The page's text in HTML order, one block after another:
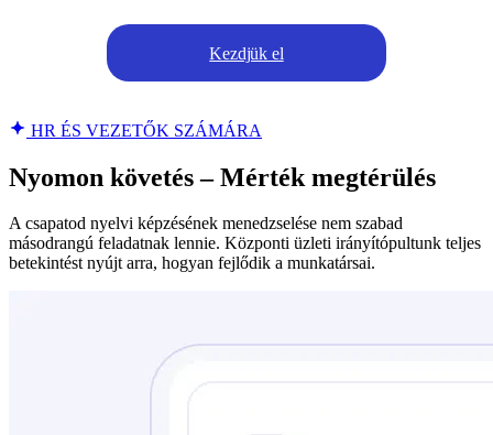
Kezdjük el
HR ÉS VEZETŐK SZÁMÁRA
Nyomon követés – Mérték megtérülés
A csapatod nyelvi képzésének menedzselése nem szabad
másodrangú feladatnak lennie. Központi üzleti irányítópultunk teljes
betekintést nyújt arra, hogyan fejlődik a munkatársai.